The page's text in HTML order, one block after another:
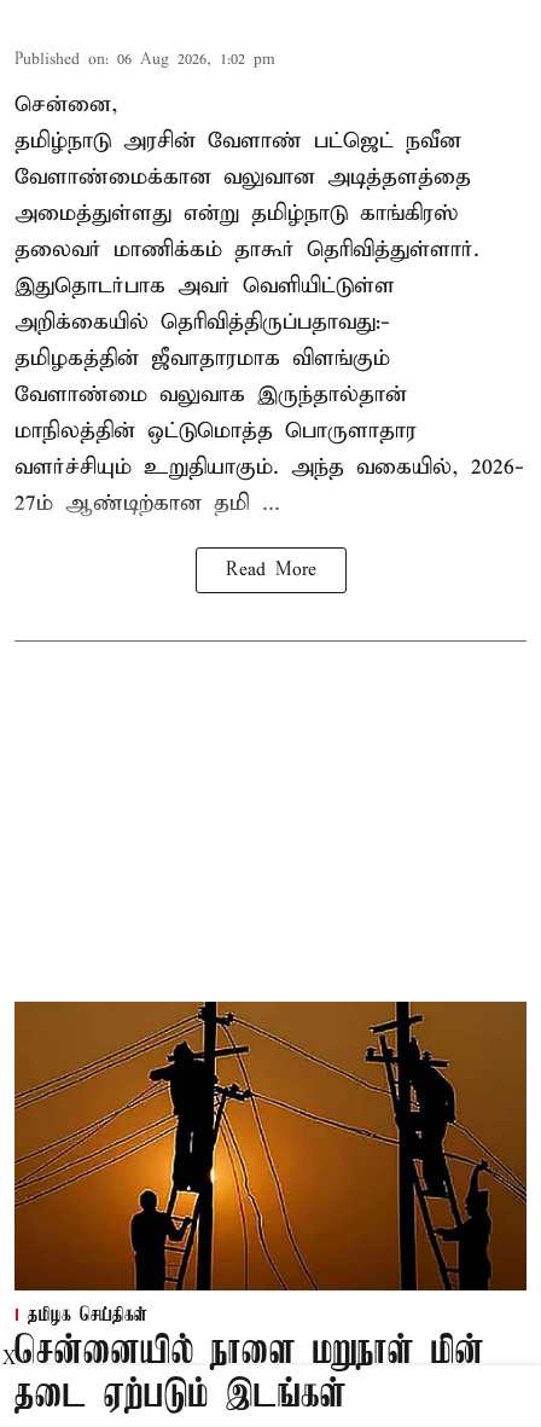
Published on: 06 Aug 2026, 1:02 pm
சென்னை,
தமிழ்நாடு அரசின் வேளாண் பட்ஜெட் நவீன
வேளாண்மைக்கான வலுவான அடித்தளத்தை
அமைத்துள்ளது என்று தமிழ்நாடு காங்கிரஸ்
தலைவர் மாணிக்கம் தாகூர் தெரிவித்துள்ளார்.
இதுதொடர்பாக அவர் வெளியிட்டுள்ள
அறிக்கையில் தெரிவித்திருப்பதாவது:-
தமிழகத்தின் ஜீவாதாரமாக விளங்கும்
வேளாண்மை வலுவாக இருந்தால்தான்
மாநிலத்தின் ஒட்டுமொத்த பொருளாதார
வளர்ச்சியும் உறுதியாகும். அந்த வகையில், 2026-
27ம் ஆண்டிற்கான தமி ...
Read More
தமிழக செய்திகள்
சென்னையில் நாளை மறுநாள் மின்
தடை ஏற்படும் இடங்கள்
X